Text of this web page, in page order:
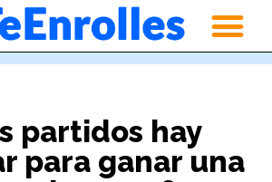
partidos hay
para ganar una